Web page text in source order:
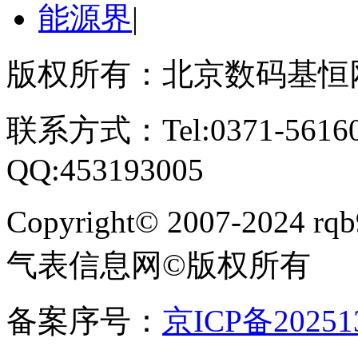
能源界|
版权所有：北京数码基
联系方式：Tel:0371-
QQ:453193005
Copyright© 2007-2024
气表信息网©版权所有
备案序号： 京ICP备